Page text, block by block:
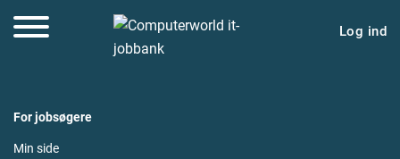
Log ind
For jobsøgere
Min side